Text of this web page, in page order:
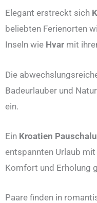
Elegant erstreckt sich
beliebten Ferienorten
Inseln wie Hvar mit
Die
Badeurlauber und
ein.
Ein Kroatien
entspannten Urlaub
Komfort und Erholung
Paare finden in